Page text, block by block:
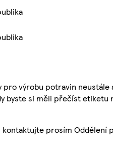
výrobu potravin neustále
byste si měli přečíst etiketu
kontaktujte prosím Oddělení